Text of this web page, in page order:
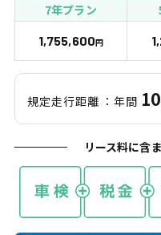
7年プラン
1,755,600円
規定走行距離 ：年間
リース料に含